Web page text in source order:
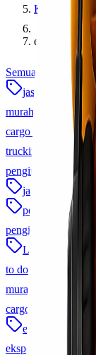
Kategori
empu bandara
Semua lionel
jasa ekspedisi
murah
jasa kirim
cargo murah
trucking
logistik
pengiriman antar
jasa pengiriman
pengiriman
pengiriman cepat
Lionel Cargo
to door
jasa
murah
Cargo
cargo indonesia
ekspedisi jakarta
ekspedisi murah